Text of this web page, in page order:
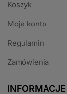
Koszyk
Moje konto
Regulamin
Zamówienia
INFORMACJE